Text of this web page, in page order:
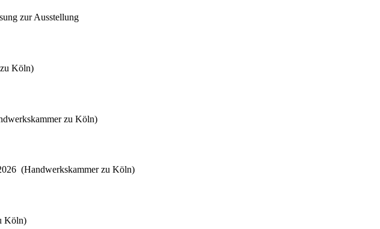
zur Ausstellung
Köln)
zu Köln)
(Handwerkskammer zu Köln)
Köln)